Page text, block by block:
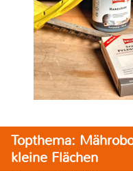
Topthema:
kleine Flächen